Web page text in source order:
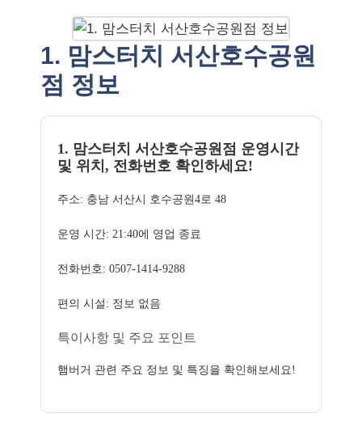
1. 맘스터치 서산호수공원
점 정보
1. 맘스터치 서산호수공원점 운영시간
및 위치, 전화번호 확인하세요!
주소: 충남 서산시 호수공원4로 48
운영 시간: 21:40에 영업 종료
전화번호: 0507-1414-9288
편의 시설: 정보 없음
특이사항 및 주요 포인트
햄버거 관련 주요 정보 및 특징을 확인해보세요!